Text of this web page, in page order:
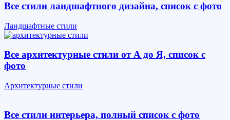
Все стили ландшафтного дизайна, список с фото
Ландшафтные стили
Все архитектурные стили от А до Я, список с
фото
Архитектурные стили
Все стили интерьера, полный список с фото